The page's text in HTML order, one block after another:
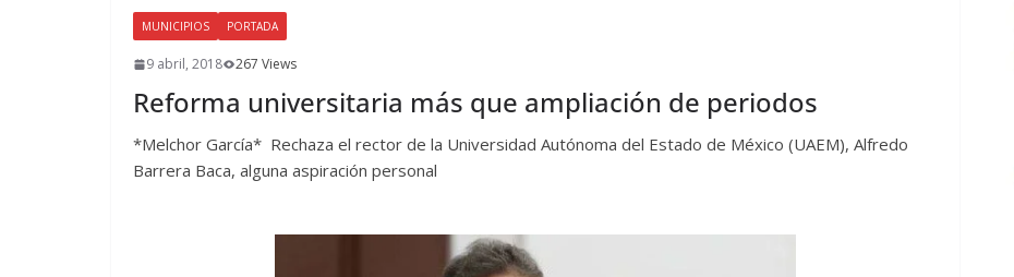
MUNICIPIOS PORTADA
9 abril, 2018 267 Views
Reforma universitaria más que ampliación de periodos
*Melchor García* Rechaza el rector de la Universidad Autónoma del Estado de México (UAEM), Alfredo
Barrera Baca, alguna aspiración personal